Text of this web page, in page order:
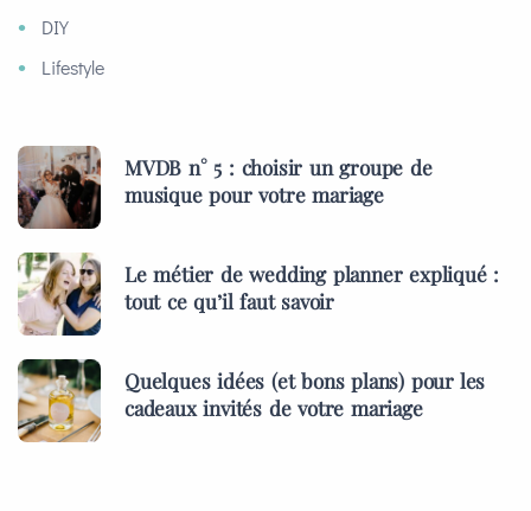
DIY
Lifestyle
MVDB n° 5 : choisir un groupe de
musique pour votre mariage
Le métier de wedding planner expliqué :
tout ce qu’il faut savoir
Quelques idées (et bons plans) pour les
cadeaux invités de votre mariage